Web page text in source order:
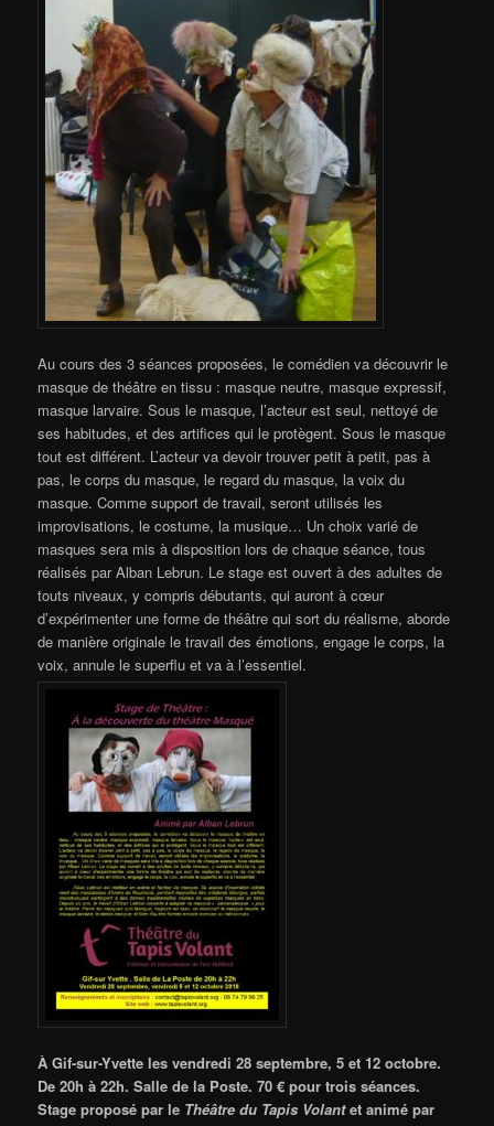
Au cours des 3 séances proposées, le comédien va découvrir le
masque de théâtre en tissu : masque neutre, masque expressif,
masque larvaire. Sous le masque, l’acteur est seul, nettoyé de
ses habitudes, et des artifices qui le protègent. Sous le masque
tout est différent. L’acteur va devoir trouver petit à petit, pas à
pas, le corps du masque, le regard du masque, la voix du
masque. Comme support de travail, seront utilisés les
improvisations, le costume, la musique… Un choix varié de
masques sera mis à disposition lors de chaque séance, tous
réalisés par Alban Lebrun. Le stage est ouvert à des adultes de
touts niveaux, y compris débutants, qui auront à cœur
d’expérimenter une forme de théâtre qui sort du réalisme, aborde
de manière originale le travail des émotions, engage le corps, la
voix, annule le superflu et va à l’essentiel.
À Gif-sur-Yvette les vendredi 28 septembre, 5 et 12 octobre.
De 20h à 22h. Salle de la Poste. 70 € pour trois séances.
Stage proposé par le Théâtre du Tapis Volantet animé par